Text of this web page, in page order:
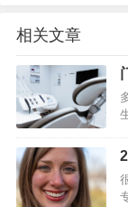
相关文章